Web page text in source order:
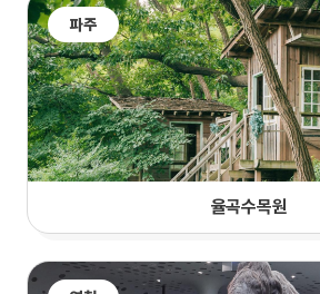
파주
율곡수목원